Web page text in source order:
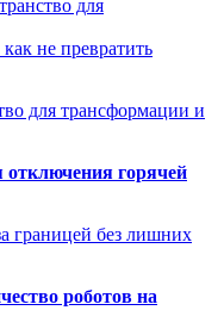
для
не превратить
для трансформации и
отключения горячей
границей без лишних
роботов на